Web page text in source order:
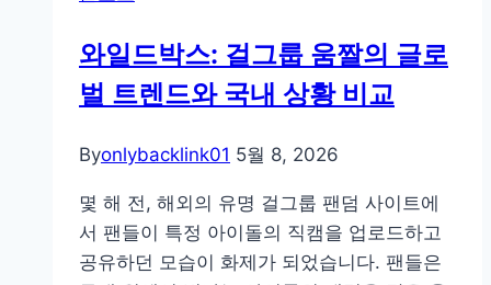
비
자
해
로
원
어
와일드박스: 걸그룹 움짤의 글로
벌 트렌드와 국내 상황 비교
Byonlybacklink01 5월 8, 2026
몇 해 전, 해외의 유명 걸그룹 팬덤 사이트에
서 팬들이 특정 아이돌의 직캠을 업로드하고
공유하던 모습이 화제가 되었습니다. 팬들은